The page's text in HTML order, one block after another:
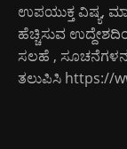
ಉಪಯುಕ್ತ ವಿಷ್ಯ,
ಹೆಚ್ಚಿಸುವ
ಸಲಹೆ ,
ತಲುಪಿಸಿ https://